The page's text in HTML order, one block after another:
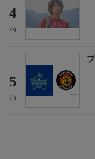
4
(-)
5
(-)